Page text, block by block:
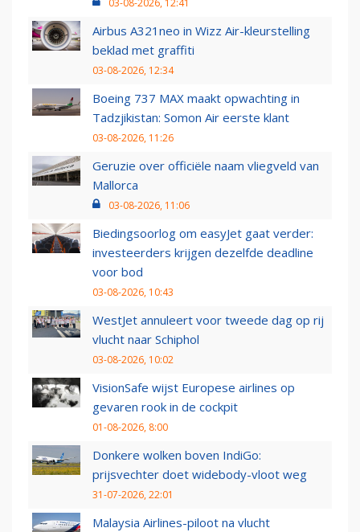
Airbus A321neo in Wizz Air-kleurstelling
beklad met graffiti
03-08-2026, 12:34
Boeing 737 MAX maakt opwachting in
Tadzjikistan: Somon Air eerste klant
03-08-2026, 11:26
Geruzie over officiële naam vliegveld van
Mallorca
03-08-2026, 11:06
Biedingsoorlog om easyJet gaat verder:
investeerders krijgen dezelfde deadline
voor bod
03-08-2026, 10:43
WestJet annuleert voor tweede dag op rij
vlucht naar Schiphol
03-08-2026, 10:02
VisionSafe wijst Europese airlines op
gevaren rook in de cockpit
01-08-2026, 8:00
Donkere wolken boven IndiGo:
prijsvechter doet widebody-vloot weg
31-07-2026, 22:01
Malaysia Airlines-piloot na vlucht